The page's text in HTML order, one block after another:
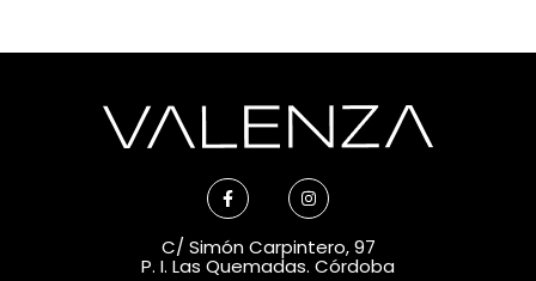
C/ Simón Carpintero, 97
P. I. Las Quemadas. Córdoba